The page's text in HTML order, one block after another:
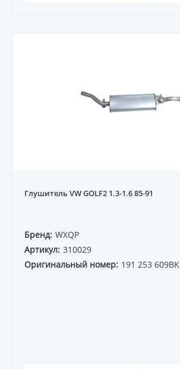
Глушитель VW GOLF2 1.3-1.6 85-91
Бренд: WXQP
Артикул: 310029
Оригинальный номер: 191 253 609BK